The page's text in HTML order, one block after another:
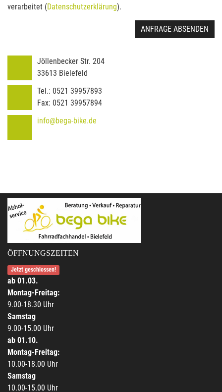
verarbeitet (Datenschutzerklärung).
ANFRAGE ABSENDEN
Jöllenbecker Str. 204
33613 Bielefeld
Tel.: 0521 39957893
Fax: 0521 39957894
info@bega-bike.de
ÖFFNUNGSZEITEN
Jetzt geschlossen!
ab 01.03.
Montag-Freitag:
9.00-18.30 Uhr
Samstag
9.00-15.00 Uhr
ab 01.10.
Montag-Freitag:
10.00-18.00 Uhr
Samstag
10.00-15.00 Uhr